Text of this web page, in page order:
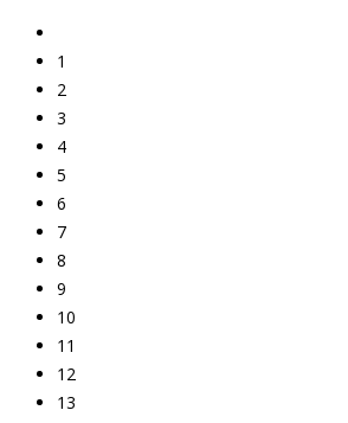
1
2
3
4
5
6
7
8
9
10
11
12
13